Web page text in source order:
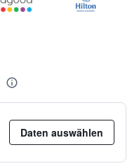
Daten auswählen